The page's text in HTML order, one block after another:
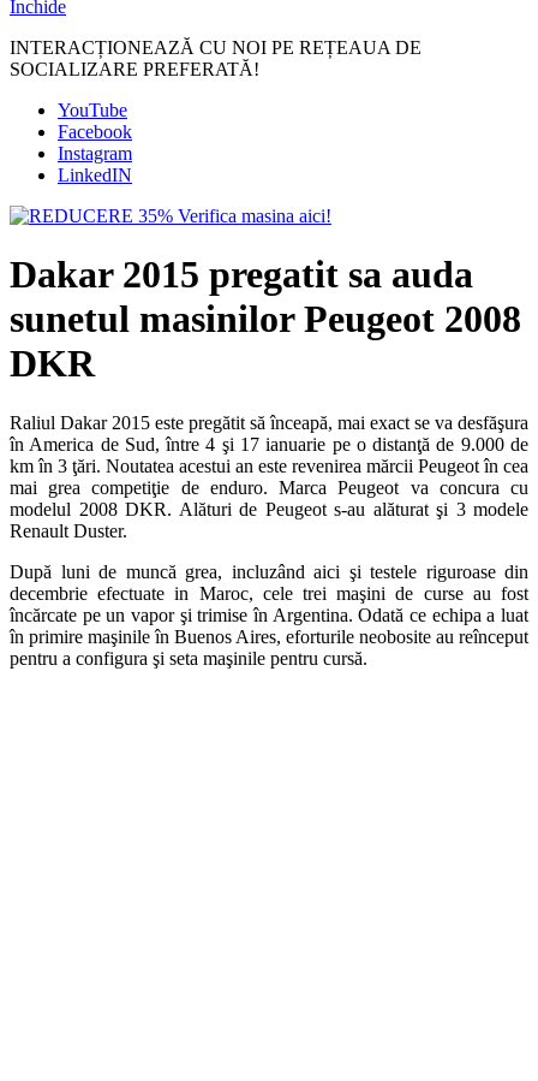
Închide
INTERACȚIONEAZĂ CU NOI PE REȚEAUA DE
SOCIALIZARE PREFERATĂ!
YouTube
Facebook
Instagram
LinkedIN
Dakar 2015 pregatit sa auda
sunetul masinilor Peugeot 2008
DKR
Raliul Dakar 2015 este pregătit să înceapă, mai exact se va desfăşura
în America de Sud, între 4 şi 17 ianuarie pe o distanţă de 9.000 de
km în 3 ţări. Noutatea acestui an este revenirea mărcii Peugeot în cea
mai grea competiţie de enduro. Marca Peugeot va concura cu
modelul 2008 DKR. Alături de Peugeot s-au alăturat şi 3 modele
Renault Duster.
După luni de muncă grea, incluzând aici şi testele riguroase din
decembrie efectuate in Maroc, cele trei maşini de curse au fost
încărcate pe un vapor şi trimise în Argentina. Odată ce echipa a luat
în primire maşinile în Buenos Aires, eforturile neobosite au reînceput
pentru a configura şi seta maşinile pentru cursă.